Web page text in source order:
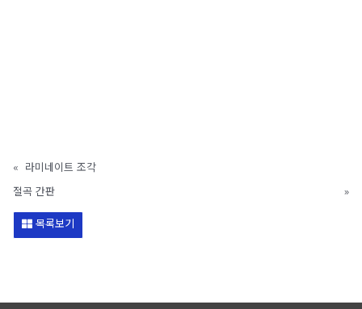
« 라미네이트 조각
절곡 간판
»
목록보기